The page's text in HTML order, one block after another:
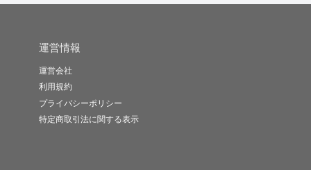
運営情報
運営会社
利用規約
プライバシーポリシー
特定商取引法に関する表示